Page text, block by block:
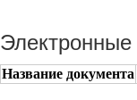
Электронные
Название документа